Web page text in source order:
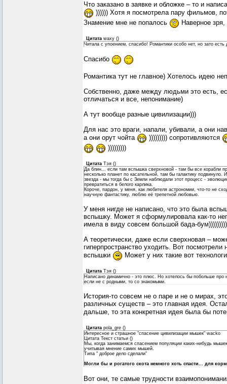
Что заказано в заявке и обложке – то и
)))))) Хотя я посмотрела пару фильмов,
Знамение мне не попалось
Наверное
Цитата waxy ()
Читала с упоением, спасибо! Романтики особо нет, но зато
Спасибо
Романтика тут не главное) Хотелось идею
Собственно, даже между людьми это есть,
отличаться и все, непонимание)
А тут вообще разные цивилизации)))
Для нас это враги, напали, убивали, а они
а они орут чойта
))))))))) сопротивляются
)))))))))
Цитата Тэя ()
Да блин... если там вспышка сверхновой - там бы все корабли
несколько планет по касательной, там бы галактику
звезда - мы тогда бы с Земли наблюдали этот процесс -
превратиться в белого карлика.
Короче, пардон, у меня, как любителя астрономии, что-то не
научную фантастику, люблю её трепетной любовью.
У меня нигде не написано, что это была
вспышку. Может я сформулировала как-то
имела в виду совсем большой бада-бум)))))))))
А теоретически, даже если сверхновая –
гиперпространство уходить. Вот
вспышки
Может у них такие вот
Цитата Тэя ()
Написано динамично - это плюс. Но хотелось бы побольше
если не с родными, то со знакомыми.
История-то совсем не о паре и не о мирах,
различных существ – это главная идея.
дальше, то эта конкретная идея была бы
Цитата pola_gre ()
Интересное и страшное "спасение цивилизации мышек" wacko
Цитата Текст статьи ()
Мы, когда занимаемся спасением популяции каких-нибудь
учитывая мнение самих мышей.
Типа " доброе дело сделали"
Могли бы и рогатого скота немного хоть спасти... для
Вот они, те самые трудности